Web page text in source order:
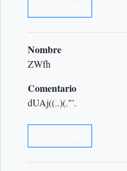
Nombre
ZWfh
Comentario
dUAj((..)(."'.